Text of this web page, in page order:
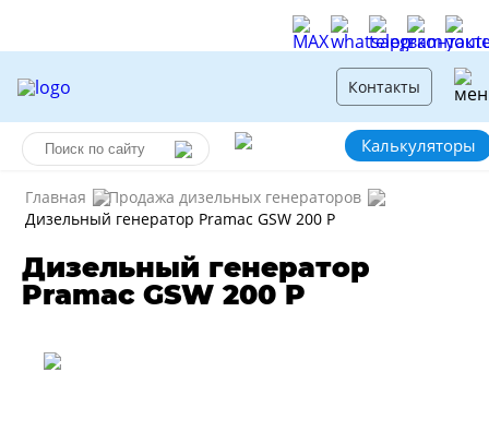
Контакты
Калькуляторы
Главная
Продажа дизельных генераторов
Дизельный генератор Pramac GSW 200 P
Дизельный генератор
Pramac GSW 200 P